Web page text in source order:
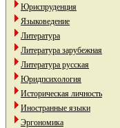
Юриспруденция
Языковедение
Литература
Литература зарубежная
Литература русская
Юридпсихология
Историческая личность
Иностранные языки
Эргономика